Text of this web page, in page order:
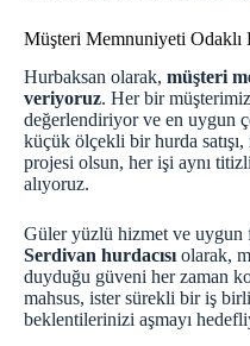
Müşteri Memnuniyeti Odaklı
Hurbaksan olarak, müşteri
veriyoruz. Her bir
değerlendiriyor ve en uygun
küçük ölçekli bir hurda
projesi olsun, her işi aynı
alıyoruz.
Güler yüzlü hizmet ve uygun
Serdivan hurdacısıolarak,
duyduğu güveni her zaman
mahsus, ister sürekli bir iş
beklentilerinizi aşmayı